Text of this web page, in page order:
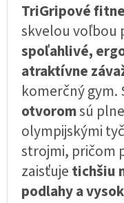
TriGripové
skvelou voľbou
spoľahlivé,
atraktívne
komerčný gym.
otvoromsú
olympijskými
strojmi, pričom
zaisťujetichšiu
podlahy a